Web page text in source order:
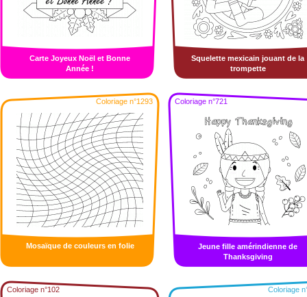
Carte Joyeux Noël et Bonne
Année !
Squelette mexicain jouant de la
trompette
Coloriage n°1293
Mosaïque de couleurs en folie
Coloriage n°721
Jeune fille amérindienne de
Thanksgiving
Coloriage n°102 Coloriage